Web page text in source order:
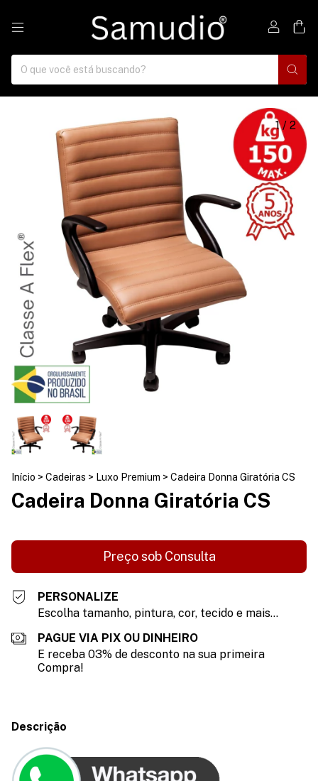
1/ 2
Início > Cadeiras > Luxo Premium > Cadeira Donna Giratória CS
Cadeira Donna Giratória CS
PERSONALIZE
Escolha tamanho, pintura, cor, tecido e mais...
PAGUE VIA PIX OU DINHEIRO
E receba 03% de desconto na sua primeira
Compra!
Descrição